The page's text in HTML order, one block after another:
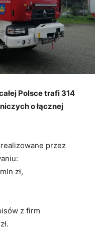
Polsce trafi 314
o łącznej
przez
zł,
z firm